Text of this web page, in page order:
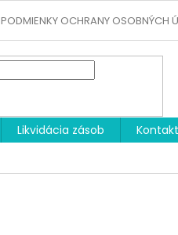
PODMIENKY OCHRANY OSOBNÝCH
Likvidácia zásob